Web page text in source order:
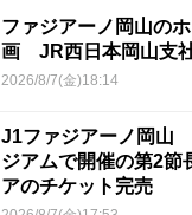
ファジアーノ岡山の
画 JR西日本岡山支
2026/8/7(金)18:14
J1ファジアーノ岡山
ジアムで開催の第2
アのチケット完売